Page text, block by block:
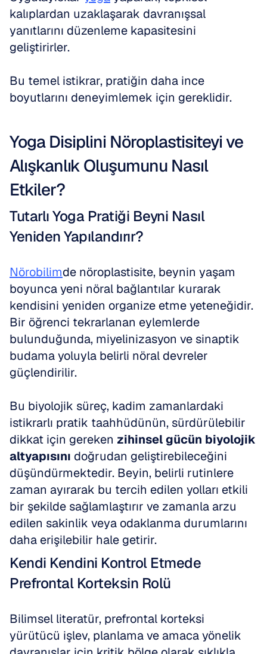
kalıplardan uzaklaşarak davranışsal
yanıtlarını düzenleme kapasitesini
geliştirirler.
Bu temel istikrar, pratiğin daha ince
boyutlarını deneyimlemek için gereklidir.
Yoga Disiplini Nöroplastisiteyi ve
Alışkanlık Oluşumunu Nasıl
Etkiler?
Tutarlı Yoga Pratiği Beyni Nasıl
Yeniden Yapılandırır?
Nörobilimde nöroplastisite, beynin yaşam
boyunca yeni nöral bağlantılar kurarak
kendisini yeniden organize etme yeteneğidir.
Bir öğrenci tekrarlanan eylemlerde
bulunduğunda, miyelinizasyon ve sinaptik
budama yoluyla belirli nöral devreler
güçlendirilir.
Bu biyolojik süreç, kadim zamanlardaki
istikrarlı pratik taahhüdünün, sürdürülebilir
dikkat için gereken zihinsel gücün biyolojik
altyapısını doğrudan geliştirebileceğini
düşündürmektedir. Beyin, belirli rutinlere
zaman ayırarak bu tercih edilen yolları etkili
bir şekilde sağlamlaştırır ve zamanla arzu
edilen sakinlik veya odaklanma durumlarını
daha erişilebilir hale getirir.
Kendi Kendini Kontrol Etmede
Prefrontal Korteksin Rolü
Bilimsel literatür, prefrontal korteksi
yürütücü işlev, planlama ve amaca yönelik